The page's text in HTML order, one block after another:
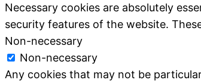
Necessary cookies are absolutely
security features of the website.
Non-necessary
Non-necessary
Any cookies that may not be